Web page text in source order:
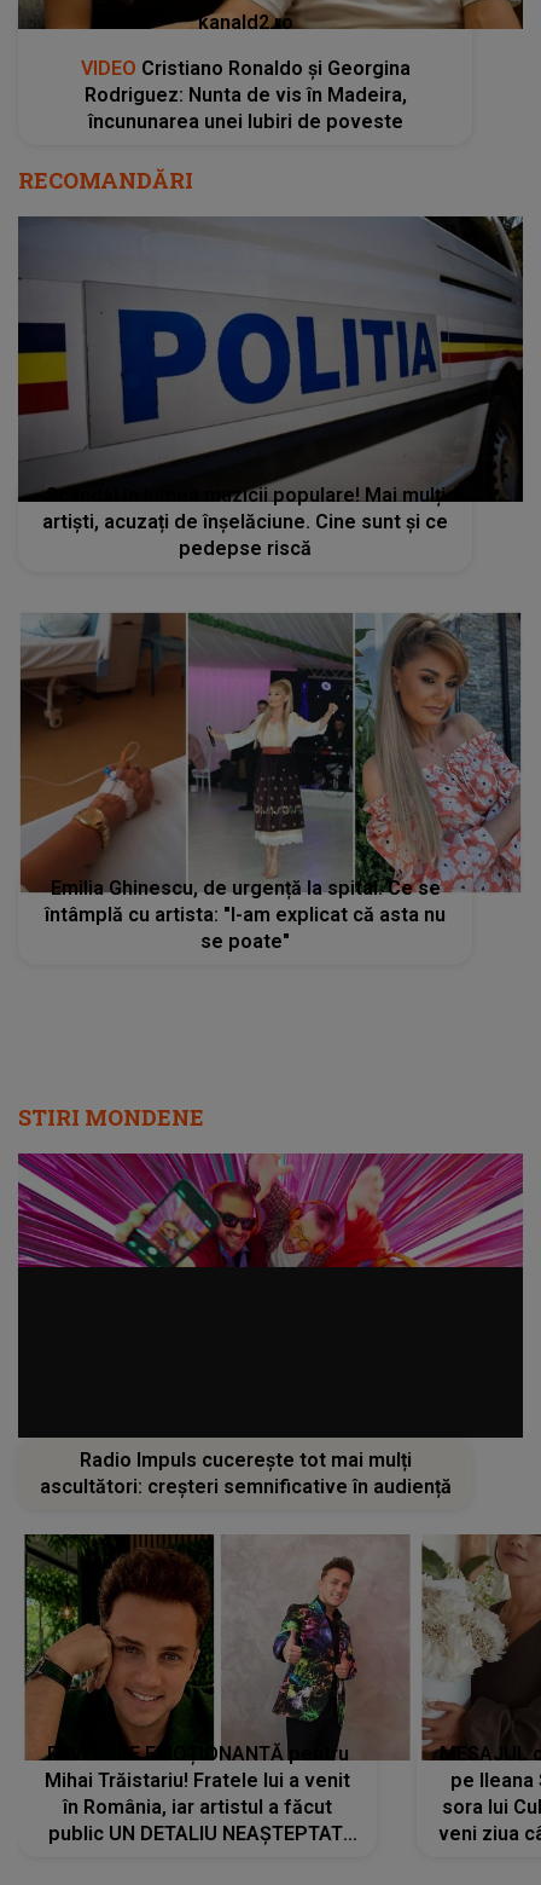
kanald2.ro
VIDEO Cristiano Ronaldo și Georgina
Rodriguez: Nunta de vis în Madeira,
încununarea unei Iubiri de poveste
RECOMANDĂRI
Scandal în lumea muzicii populare! Mai mulți
artiști, acuzați de înșelăciune. Cine sunt și ce
pedepse riscă
Emilia Ghinescu, de urgență la spital. Ce se
întâmplă cu artista: "I-am explicat că asta nu
se poate"
STIRI MONDENE
Radio Impuls cucerește tot mai mulți
ascultători: creșteri semnificative în audiență
REVEDERE EMOȚIONANTĂ pentru
Mihai Trăistariu! Fratele lui a venit
în România, iar artistul a făcut
public UN DETALIU NEAȘTEPTAT:
MESAJUL
pe Ileana
sora lui
veni ziua